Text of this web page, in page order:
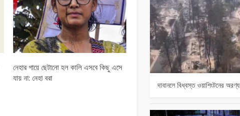
নেহার গায়ে ছেটানো হল কালি এসবে কিছু এসে
যায় না: নেহা বরা
দাবানলে বিধ্বস্ত ওয়াশিংটনের অরণ্য